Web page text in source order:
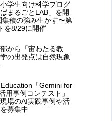
学生向け科学プログ
まるごとLAB」を開
集積の強み生かす〜第
を8/29に開催
から「宙わたる教
の出発点は自然現象
「Gemini for
用事例コンテスト」
場のAI実践事例や活
募集中